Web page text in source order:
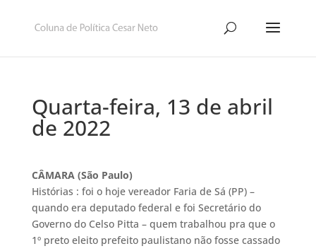
Quarta-feira, 13 de abril
de 2022
CÂMARA (São Paulo)
Histórias : foi o hoje vereador Faria de Sá (PP) –
quando era deputado federal e foi Secretário do
Governo do Celso Pitta – quem trabalhou pra que o
1º preto eleito prefeito paulistano não fosse cassado